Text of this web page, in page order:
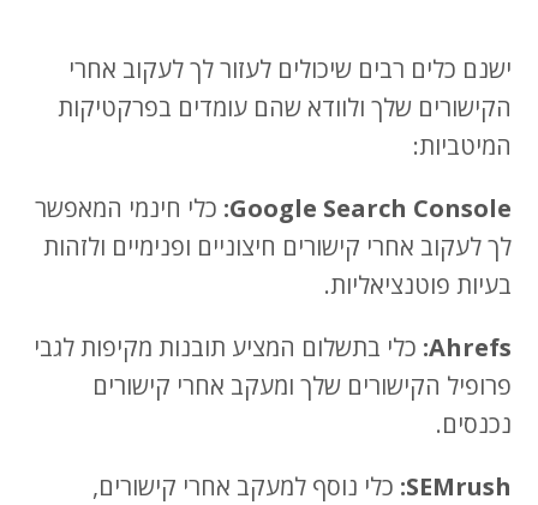
ישנם כלים רבים שיכולים לעזור לך לעקוב אחרי
הקישורים שלך ולוודא שהם עומדים בפרקטיקות
המיטביות:
Google Search Console: כלי חינמי המאפשר
לך לעקוב אחרי קישורים חיצוניים ופנימיים ולזהות
בעיות פוטנציאליות.
Ahrefs: כלי בתשלום המציע תובנות מקיפות לגבי
פרופיל הקישורים שלך ומעקב אחרי קישורים
נכנסים.
SEMrush: כלי נוסף למעקב אחרי קישורים,